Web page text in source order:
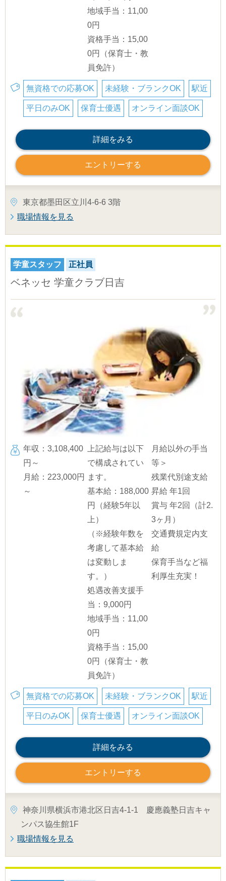
地域手当：11,00
0円
資格手当：15,00
0円（保育士・教
員免許）
無資格での応募OK 未経験・ブランクOK 駅近
平日のみOK 保育士優遇 オンライン面談OK
詳細をみる
エントリーする
東京都墨田区立川4-6-6 3階
職場情報を見る
学童スタッフ 正社員
ベネッセ 学童クラブ日吉
年収：3,108,400
円～
月給：223,000円
～
上記給与は以下
で構成されてい
ます。
基本給：188,000
円（経験5年以
上）
（※経験年数を
考慮して基本給
は変動しま
す。）
処遇改善支援手
当：9,000円
地域手当：11,00
0円
資格手当：15,00
0円（保育士・教
員免許）
月給以外の手当
等＞
残業代別途支給
昇給 年1回
賞与 年2回（計2.
3ヶ月）
交通費規定内支
給
保育手当など福
利厚生充実！
無資格での応募OK 未経験・ブランクOK 駅近
平日のみOK 保育士優遇 オンライン面談OK
詳細をみる
エントリーする
神奈川県横浜市港北区日吉4-1-1 慶應義塾日吉キャ
ンパス協生館1F
職場情報を見る